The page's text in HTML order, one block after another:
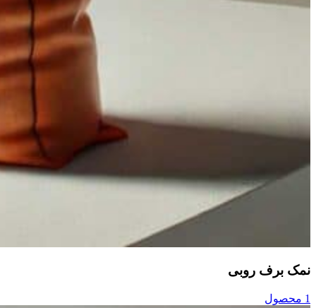
نمک برف روبی
1 محصول